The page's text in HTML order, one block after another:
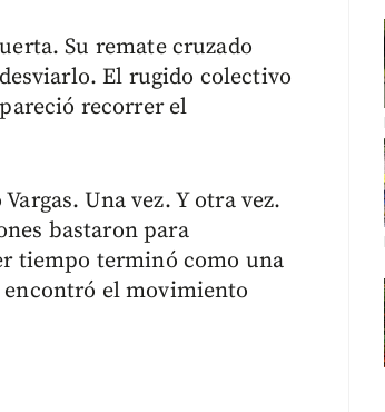
Su remate cruzado
El rugido colectivo
recorrer el
Una vez. Y otra vez.
bastaron para
tiempo terminó como una
el movimiento